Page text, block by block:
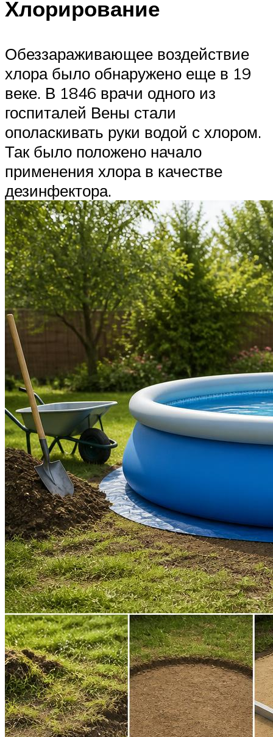
Хлорирование
Обеззараживающее воздействие
хлора было обнаружено еще в 19
веке. В 1846 врачи одного из
госпиталей Вены стали
ополаскивать руки водой с хлором.
Так было положено начало
применения хлора в качестве
дезинфектора.